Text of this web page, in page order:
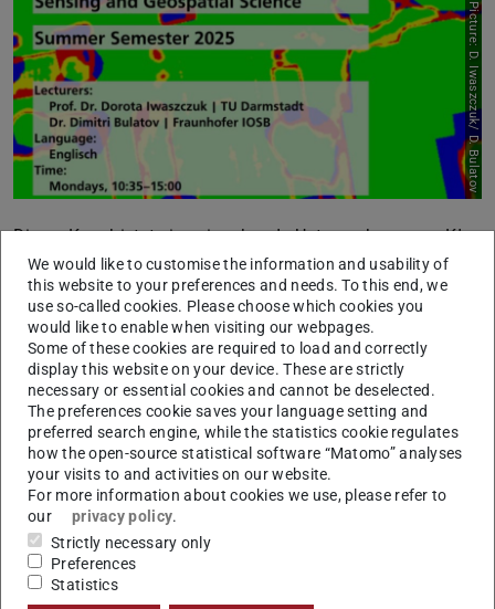
Picture: D. Iwaszczuk/ D. Bulatov
Dieser Kurs bietet eine eingehende Untersuchung von KI-
Anwendungen in der Geoinformatik, mit einem
besonderem Schwerpunkt auf die Fernerkundung.
Sie lernen, hochdimensionale Geodaten von Satelliten,
Luftbildern, Drohnen, terrestrischen Systemen und
anderen Geodaten – unter Einsatz von
Klassifizierungsmethoden wie Random Forest oder Deep
Neural Networks effizient zu analysieren.
Darüber hinaus behandelt der Kurs auch fortgeschrittene
Themen wie generative Methoden, Transfer Learning und
eXplainability von KI-Modellen. Am Ende verfügen Sie
über fundierte Kenntnisse und skalierbare KI-Tools zur
We would like to customise the information and usability of
this website to your preferences and needs. To this end, we
use so-called cookies. Please choose which cookies you
would like to enable when visiting our webpages.
Some of these cookies are required to load and correctly
display this website on your device. These are strictly
necessary or essential cookies and cannot be deselected.
The preferences cookie saves your language setting and
preferred search engine, while the statistics cookie regulates
how the open-source statistical software “Matomo” analyses
your visits to and activities on our website.
For more information about cookies we use, please refer to
our
privacy policy.
Strictly necessary only
Preferences
Statistics